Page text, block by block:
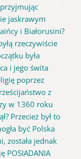
jaskrawym
i Białorusini?
rzeczywiście
była
i jego świta
poprzez
z
w 1360 roku
Przecież był to
być Polska
została jednak
POSIADANIA